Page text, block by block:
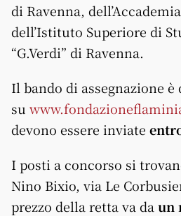
di Ravenna,
dell’Istituto Superiore di
“G.Verdi” di Ravenna.
Il bando di assegnazione
su
devono essere inviate
I posti a concorso si
Nino Bixio, via Le
prezzo della retta va da un